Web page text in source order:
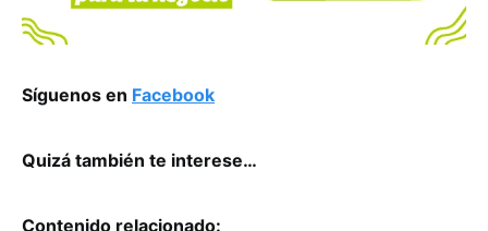
Síguenos en Facebook
Quizá también te interese…
Contenido relacionado: